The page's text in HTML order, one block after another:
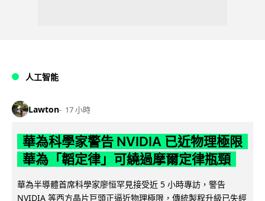
人工智能
Lawton 17 小時
華為科學家警告 NVIDIA 已近物理極限
華為「韜定律」可繞過摩爾定律瓶頸
華為半導體首席科學家廖恒罕見接受近 5 小時專訪，警告
NVIDIA 等西方晶片巨頭正逼近物理極限，傳統製程升級已失經